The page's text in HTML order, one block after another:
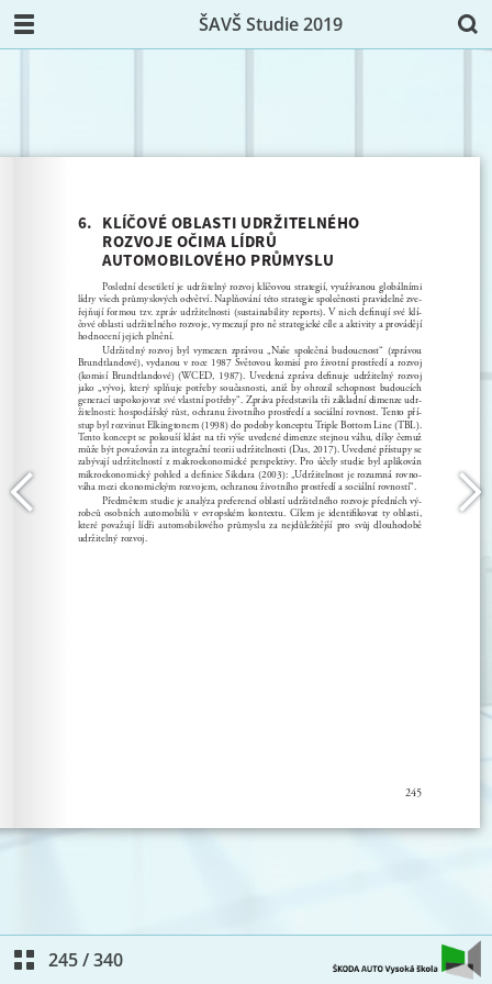
ŠAVŠ Studie 2019
245/340